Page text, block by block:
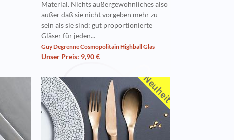
Material. Nichts außergewöhnliches also
außer daß sie nicht vorgeben mehr zu
sein als sie sind: gut proportionierte
Gläser für jeden...
Guy Degrenne Cosmopolitain Highball Glas
Unser Preis: 9,90 €